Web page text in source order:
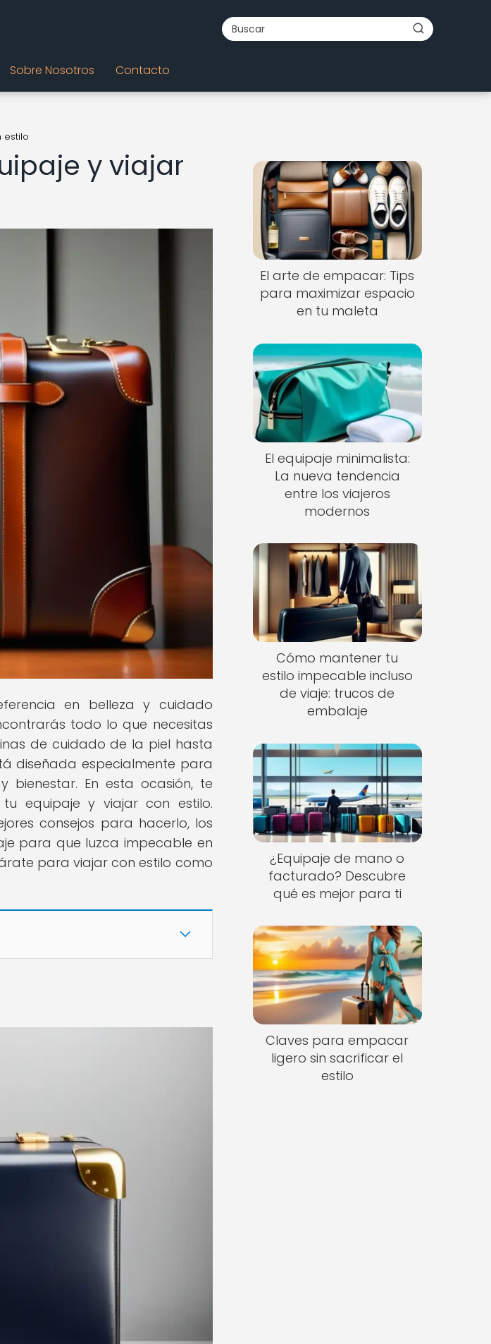
Sobre Nosotros Contacto
estilo
y viajar
en belleza y cuidado
todo lo que necesitas
de cuidado de la piel hasta
diseñada especialmente para
bienestar. En esta ocasión, te
equipaje y viajar con estilo.
consejos para hacerlo, los
para que luzca impecable en
para viajar con estilo como
El arte de empacar: Tips
para maximizar espacio
en tu maleta
El equipaje minimalista:
La nueva tendencia
entre los viajeros
modernos
Cómo mantener tu
estilo impecable incluso
de viaje: trucos de
embalaje
¿Equipaje de mano o
facturado? Descubre
qué es mejor para ti
Claves para empacar
ligero sin sacrificar el
estilo